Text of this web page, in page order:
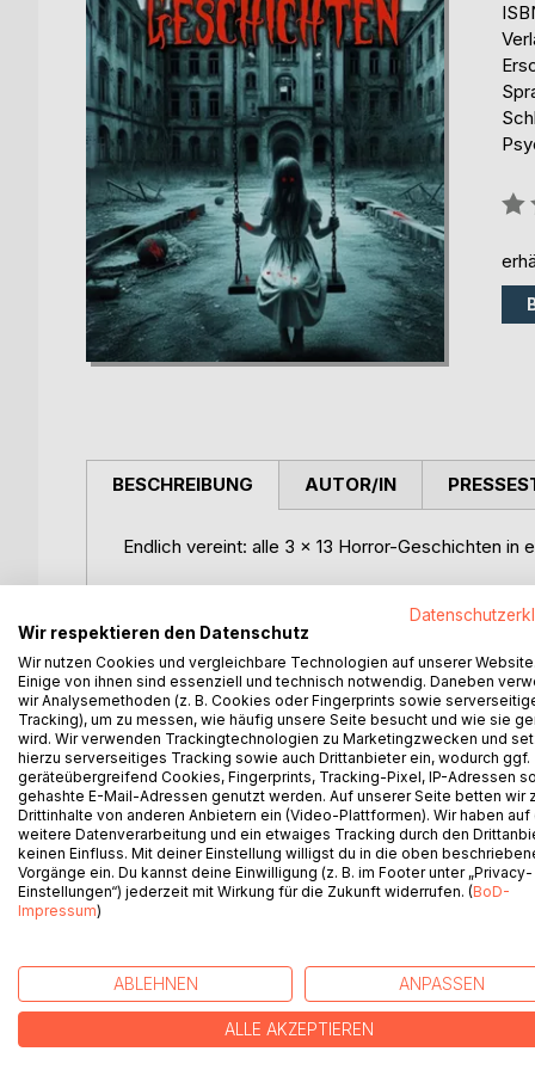
BESCHREIBUNG
Endlich vereint: alle 3 x 13 Horror-Geschichten in
39 düstere Erzählungen führen tief in die
Blutige Albträume. Verborgene Geheimnisse.
Jede Geschichte ein neuer Abstieg.
Jede Wendung ein Schritt näher an den Abgrund.
Dieser Sammelband enthält:
Teil 1 = 13 Horror-Geschichten
Teil 2 = 13 Horror-Geschichten
Teil 3 = 13 Horror-Geschichten
Nichts für schwache Nerven.
AUTOR/IN
WEITERE TITEL BEI
Wir respektieren den Datenschutz
Wir nutzen Cookies und vergleichbare Technologien auf unserer Website.
Einige von ihnen sind essenziell und technisch notwendig. Daneben
wir Analysemethoden (z. B. Cookies oder Fingerprints sowie
Tracking), um zu messen, wie häufig unsere Seite besucht und wie sie
wird. Wir verwenden Trackingtechnologien zu Marketingzwecken und
hierzu serverseitiges Tracking sowie auch Drittanbieter ein, wodurch ggf.
geräteübergreifend Cookies, Fingerprints, Tracking-Pixel, IP-Adressen
gehashte E-Mail-Adressen genutzt werden. Auf unserer Seite betten wir
Drittinhalte von anderen Anbietern ein (Video-Plattformen). Wir haben auf
weitere Datenverarbeitung und ein etwaiges Tracking durch den
keinen Einfluss. Mit deiner Einstellung willigst du in die oben
Vorgänge ein. Du kannst deine Einwilligung (z. B. im Footer unter „Privacy-
Einstellungen“) jederzeit mit Wirkung für die Zukunft widerrufen. (BoD-
Impressum)
ABLEHNEN ANPASSEN
ALLE AKZEPTIEREN